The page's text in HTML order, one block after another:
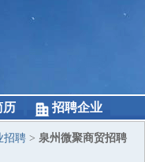
历 招聘企业
招聘 > 泉州微聚商贸招聘